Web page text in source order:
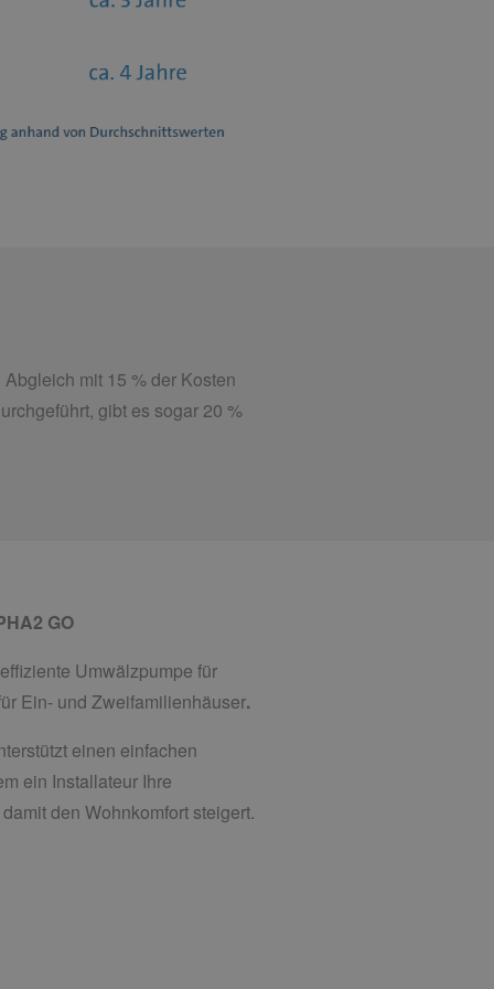
mit 15 % der Kosten
gibt es sogar 20 %
GO
Umwälzpumpe für
Ein- und Zweifamilienhäuser.
einen einfachen
ein Installateur Ihre
den Wohnkomfort steigert.